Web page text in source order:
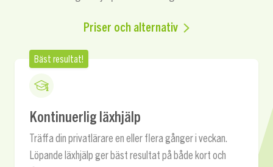
Priser och alternativ
Bäst resultat!
Kontinuerlig läxhjälp
Träffa din privatlärare en eller flera gånger i veckan.
Löpande läxhjälp ger bäst resultat på både kort och